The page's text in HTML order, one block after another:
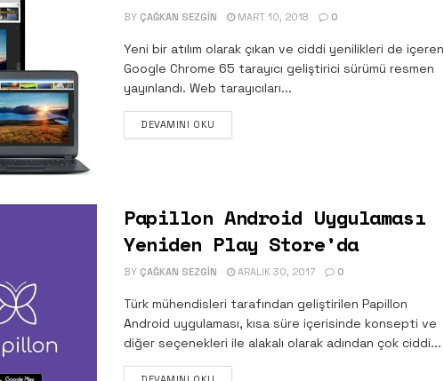
BY ÇAĞKAN SEZGIN MART 10, 2018 0
Yeni bir atılım olarak çıkan ve ciddi yenilikleri de içeren
Google Chrome 65 tarayıcı geliştirici sürümü resmen
yayınlandı. Web tarayıcıları...
DEVAMINI OKU
Papillon Android Uygulaması
Yeniden Play Store’da
BY ÇAĞKAN SEZGIN ARALIK 30, 2017 0
Türk mühendisleri tarafından geliştirilen Papillon
Android uygulaması, kısa süre içerisinde konsepti ve
diğer seçenekleri ile alakalı olarak adından çok ciddi...